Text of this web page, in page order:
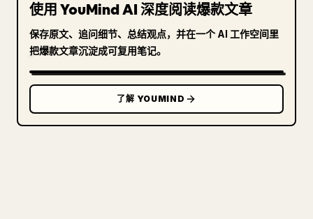
使用 YouMind AI 深度阅读爆款文章
保存原文、追问细节、总结观点，并在一个 AI 工作空间里
把爆款文章沉淀成可复用笔记。
了解 YOUMIND